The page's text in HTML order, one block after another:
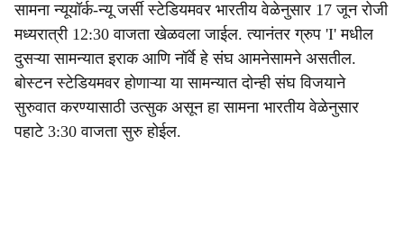
सामना न्यूयॉर्क-न्यू जर्सी स्टेडियमवर भारतीय वेळेनुसार 17 जून रोजी
मध्यरात्री 12:30 वाजता खेळवला जाईल. त्यानंतर ग्रुप 'I' मधील
दुसऱ्या सामन्यात इराक आणि नॉर्वे हे संघ आमनेसामने असतील.
बोस्टन स्टेडियमवर होणाऱ्या या सामन्यात दोन्ही संघ विजयाने
सुरुवात करण्यासाठी उत्सुक असून हा सामना भारतीय वेळेनुसार
पहाटे 3:30 वाजता सुरु होईल.